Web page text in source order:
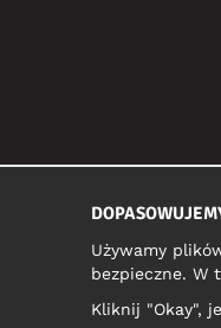
Używamy
bezpieczne. W
Kliknij "Okay",